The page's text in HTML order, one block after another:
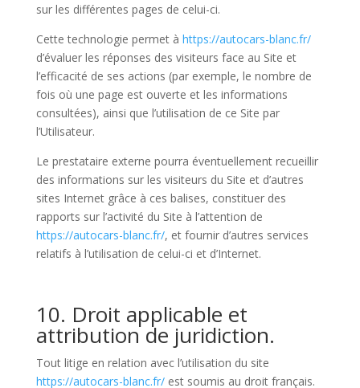
sur les différentes pages de celui-ci.
Cette technologie permet à https://autocars-blanc.fr/
d’évaluer les réponses des visiteurs face au Site et
l’efficacité de ses actions (par exemple, le nombre de
fois où une page est ouverte et les informations
consultées), ainsi que l’utilisation de ce Site par
l’Utilisateur.
Le prestataire externe pourra éventuellement recueillir
des informations sur les visiteurs du Site et d’autres
sites Internet grâce à ces balises, constituer des
rapports sur l’activité du Site à l’attention de
https://autocars-blanc.fr/, et fournir d’autres services
relatifs à l’utilisation de celui-ci et d’Internet.
10. Droit applicable et
attribution de juridiction.
Tout litige en relation avec l’utilisation du site
https://autocars-blanc.fr/est soumis au droit français.